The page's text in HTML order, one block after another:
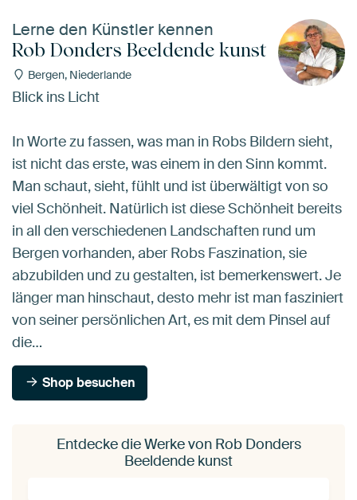
Lerne den Künstler kennen
Rob Donders Beeldende kunst
Bergen, Niederlande
Blick ins Licht
In Worte zu fassen, was man in Robs Bildern sieht,
ist nicht das erste, was einem in den Sinn kommt.
Man schaut, sieht, fühlt und ist überwältigt von so
viel Schönheit. Natürlich ist diese Schönheit bereits
in all den verschiedenen Landschaften rund um
Bergen vorhanden, aber Robs Faszination, sie
abzubilden und zu gestalten, ist bemerkenswert. Je
länger man hinschaut, desto mehr ist man fasziniert
von seiner persönlichen Art, es mit dem Pinsel auf
die…
Shop besuchen
Entdecke die Werke von Rob Donders
Beeldende kunst